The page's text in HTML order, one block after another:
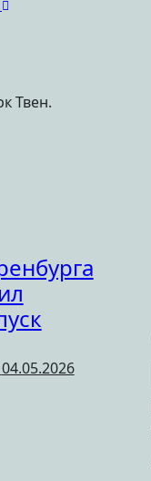
Твен.
04.05.2026